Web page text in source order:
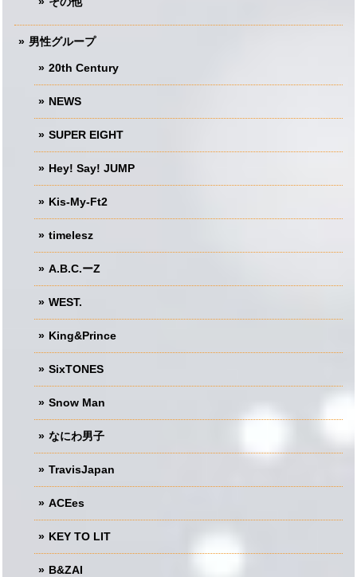
男性グループ
20th Century
NEWS
SUPER EIGHT
Hey! Say! JUMP
Kis-My-Ft2
timelesz
A.B.C.ーZ
WEST.
King&Prince
SixTONES
Snow Man
なにわ男子
TravisJapan
ACEes
KEY TO LIT
B&ZAI